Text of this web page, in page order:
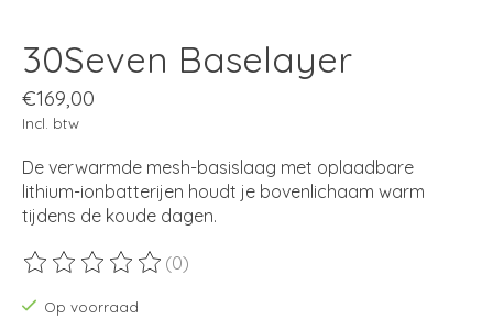
30Seven Baselayer
€169,00
Incl. btw
De verwarmde mesh-basislaag met oplaadbare
lithium-ionbatterijen houdt je bovenlichaam warm
tijdens de koude dagen.
De beoordeling van dit product is
(0)
Op voorraad